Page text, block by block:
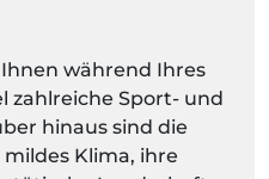
während Ihres
zahlreiche Sport- und
hinaus sind die
Klima, ihre